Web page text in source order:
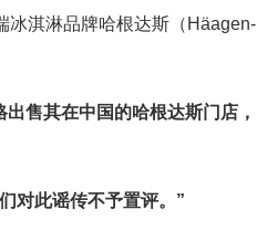
冰淇淋品牌哈根达斯（Häagen-
售其在中国的哈根达斯门店，
对此谣传不予置评。 ”